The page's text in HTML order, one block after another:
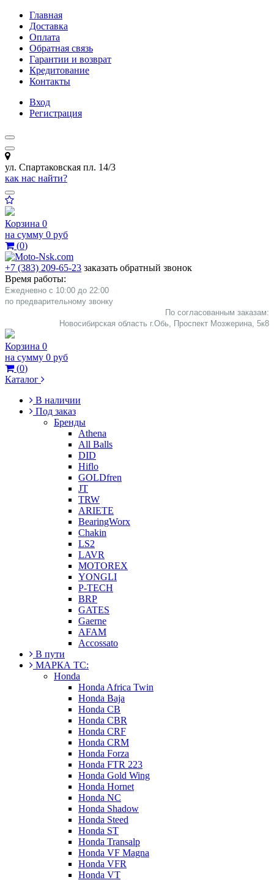
Главная
Доставка
Оплата
Обратная связь
Гарантии и возврат
Кредитование
Контакты
Вход
Регистрация
ул. Спартаковская пл. 14/3
как нас найти?
Корзина 0
на сумму 0 руб
(0)
+7 (383) 209-65-23 заказать обратный звонок
Время работы:
Ежедневно с 10:00 до 22:00
​по предварительному звонку
По согласованным заказам:
Новосибирская область г.Обь, Проспект Мозжерина, 5к8​
Корзина 0
на сумму 0 руб
(0)
Каталог
В наличии
Под заказ
Бренды
Athena
All Balls
DID
Hiflo
GOLDfren
JT
TRW
ARIETE
BearingWorx
Chakin
LS2
LAVR
MOTOREX
YONGLI
P-TECH
BRP
GATES
Gaerne
AFAM
Accossato
В пути
МАРКА ТС:
Honda
Honda Africa Twin
Honda Baja
Honda CB
Honda CBR
Honda CRF
Honda CRM
Honda Forza
Honda FTR 223
Honda Gold Wing
Honda Hornet
Honda NC
Honda Shadow
Honda Steed
Honda ST
Honda Transalp
Honda VF Magna
Honda VFR
Honda VT